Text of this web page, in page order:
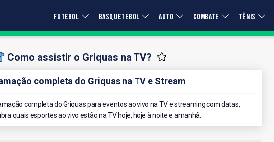
FUTEBOL BASQUETEBOL AUTO COMBATE TÊNIS
Como assistir o Griquas na TV?
completa do Griquas na TV e Stream
completa do Griquas para eventos ao vivo na TV e streaming com datas,
quais esportes ao vivo estão na TV hoje, hoje à noite e amanhã.